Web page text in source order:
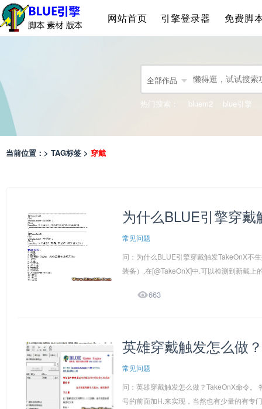
网站首页 引擎登录器 免费脚
全部作品
热门搜索： bluem2 blue引擎
当前位置：> TAG标签 > 穿戴
为什么BLUE引擎穿
常见问题
问：为什么BLUE引擎穿戴触发TakeOnX不
装备）.在[@TakeOnX]中.可以检测到新戴上
663
英雄穿戴触发怎么做
常见问题
问：英雄穿戴触发怎么做？TakeOnX命令
号的前面加H.来实现，当然也有少量的有专